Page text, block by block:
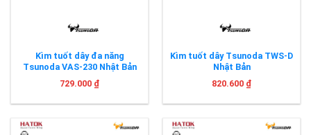
Kìm tuốt dây đa năng
Tsunoda VAS-230 Nhật Bản
729.000 ₫
Kìm tuốt dây Tsunoda TWS-D
Nhật Bản
820.600 ₫